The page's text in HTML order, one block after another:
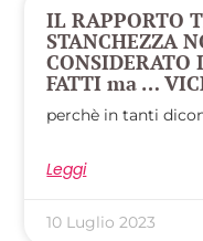
IL RAPPORTO
STANCHEZZA
CONSIDERATO
FATTI ma …
perchè in tanti
Leggi
10 Luglio 2023